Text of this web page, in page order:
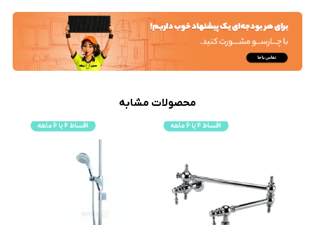
محصولات مشابه